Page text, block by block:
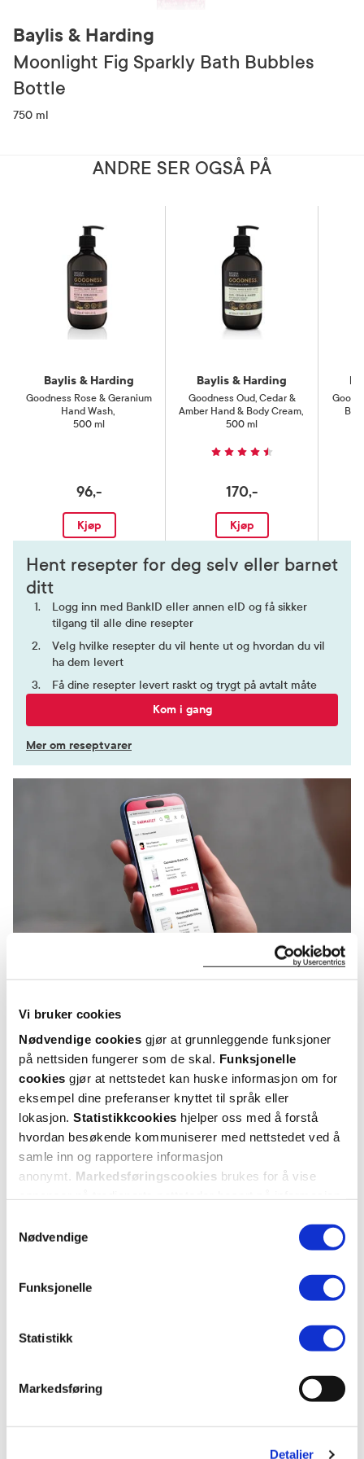
Vi bruker cookies
Nødvendige cookies gjør at grunnleggende funksjoner
på nettsiden fungerer som de skal. Funksjonelle
cookies gjør at nettstedet kan huske informasjon om for
eksempel dine preferanser knyttet til språk eller
lokasjon. Statistikkcookies hjelper oss med å forstå
hvordan besøkende kommuniserer med nettstedet ved å
samle inn og rapportere informasjon
anonymt. Markedsføringscookies brukes for å vise
Nødvendige
Funksjonelle
Statistikk
Markedsføring
Detaljer
Baylis & Harding
Moonlight Fig Sparkly Bath Bubbles
Bottle
750 ml
ANDRE SER OGSÅ PÅ
Baylis & Harding
Goodness Rose & Geranium
Hand Wash,
500 ml
96,-
Kjøp
Baylis & Harding
Goodness Oud, Cedar &
Amber Hand & Body Cream,
500 ml
170,-
Kjøp
Hent resepter for deg selv eller barnet
ditt
Logg inn med BankID eller annen eID og få sikker
tilgang til alle dine resepter
Velg hvilke resepter du vil hente ut og hvordan du vil
ha dem levert
Få dine resepter levert raskt og trygt på avtalt måte
Kom i gang
Mer om reseptvarer
1 anmeldelse
5 stjerner 0
4 stjerner 1
3 stjerner 0
0